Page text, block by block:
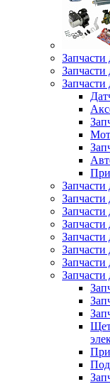
Запчасти
Запчасти
Запчасти
Запчасти
Запчасти
Запчасти
Запчасти
Запчасти
Запчасти